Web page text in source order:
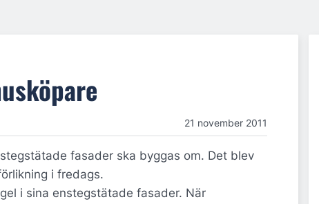
21 november 2011
fasader ska byggas om. Det blev
i fredags.
i sina enstegstätade fasader. När